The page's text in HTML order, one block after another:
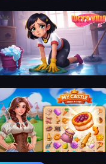
Lucy’s Ville
My Castle: Merge & Story